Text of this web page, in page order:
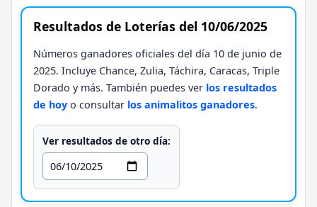
Resultados de Loterías del 10/06/2025
Números ganadores oficiales del día 10 de junio de
2025. Incluye Chance, Zulia, Táchira, Caracas, Triple
Dorado y más. También puedes ver los resultados
de hoy o consultar los animalitos ganadores.
Ver resultados de otro día: